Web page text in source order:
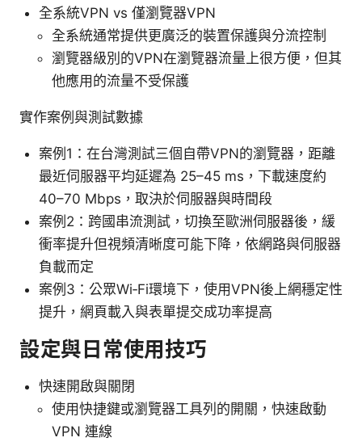
全系統VPN vs 僅瀏覽器VPN
全系統通常提供更廣泛的裝置保護與分流控制
瀏覽器級別的VPN在瀏覽器流量上很方便，但其
他應用的流量不受保護
實作案例與測試數據
案例1：在台灣測試三個自帶VPN的瀏覽器，距離
最近伺服器平均延遲為 25–45 ms，下載速度約
40–70 Mbps，取決於伺服器與時間段
案例2：跨國串流測試，切換至歐洲伺服器後，緩
衝率提升但視頻清晰度可能下降，依網路與伺服器
負載而定
案例3：公眾Wi‑Fi環境下，使用VPN後上網穩定性
提升，網頁載入與表單提交成功率提高
設定與日常使用技巧
快速開啟與關閉
使用快捷鍵或瀏覽器工具列的開關，快速啟動
VPN 連線